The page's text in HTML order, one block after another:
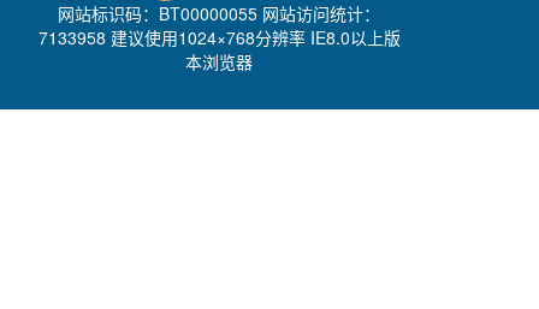
网站标识码：BT00000055 网站访问统计：
7133958 建议使用1024×768分辨率 IE8.0以上版
本浏览器